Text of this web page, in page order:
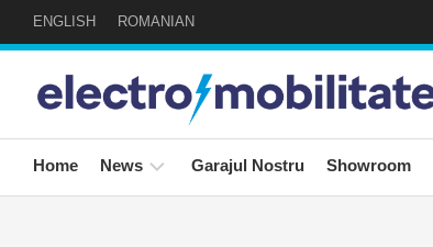
ENGLISH ROMANIAN
Home News Garajul Nostru Showroom